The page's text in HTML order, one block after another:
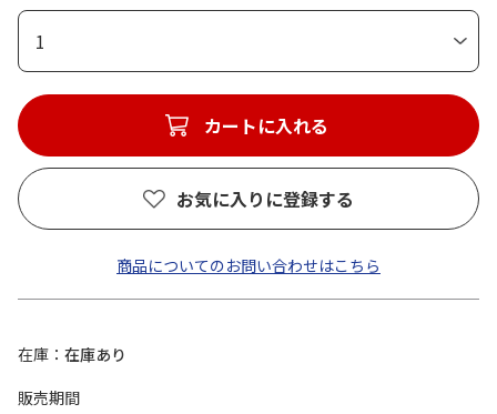
1
カートに入れる
お気に入りに登録する
商品についてのお問い合わせはこちら
在庫
在庫あり
販売期間